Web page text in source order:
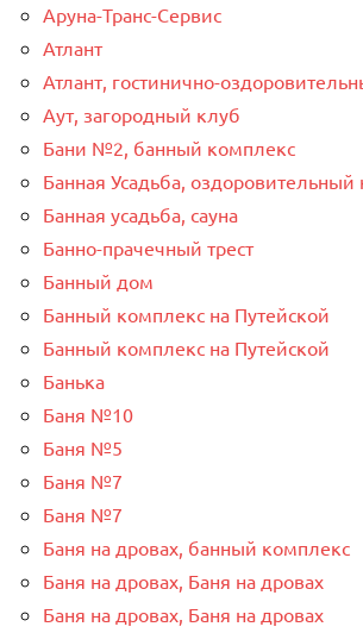
Аруна-Транс-Сервис
Атлант
Атлант, гостинично-
Аут, загородный клуб
Бани №2, банный комплекс
Банная Усадьба,
Банная усадьба, сауна
Банно-прачечный трест
Банный дом
Банный комплекс на Путейской
Банный комплекс на Путейской
Банька
Баня №10
Баня №5
Баня №7
Баня №7
Баня на дровах, банный комплекс
Баня на дровах, Баня на дровах
Баня на дровах, Баня на дровах